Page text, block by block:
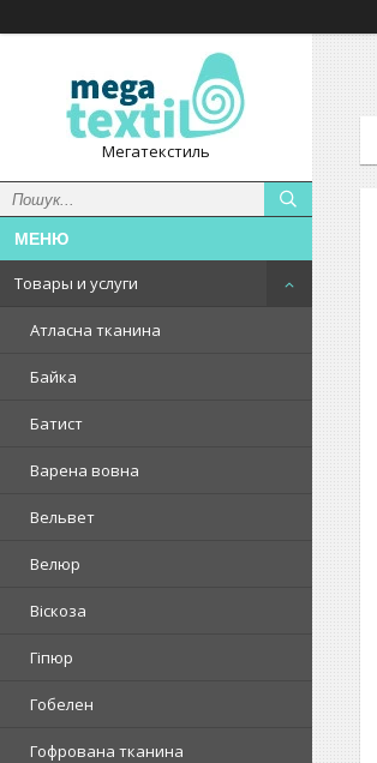
Мегатекстиль
Товары и услуги
Атласна тканина
Байка
Батист
Варена вовна
Вельвет
Велюр
Віскоза
Гіпюр
Гобелен
Гофрована тканина